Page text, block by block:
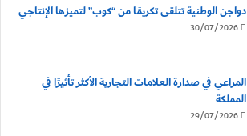
دواجن الوطنية تتلقى تكريمًا من “كوب” لتميزها الإنتاجي
30/07/2026
المراعي في صدارة العلامات التجارية الأكثر تأثيرًا في
المملكة
29/07/2026